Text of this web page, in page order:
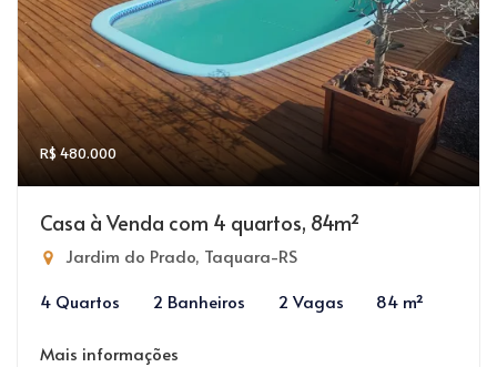
R$ 480.000
Casa à Venda com 4 quartos, 84m²
Jardim do Prado, Taquara-RS
4 Quartos
2 Banheiros 2 Vagas 84 m²
Mais informações